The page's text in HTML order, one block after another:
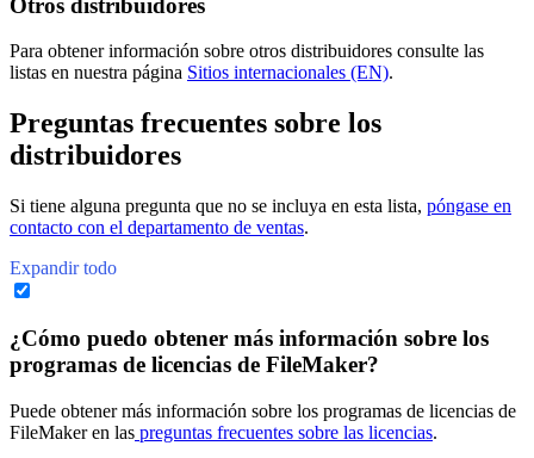
Para obtener información sobre otros distribuidores consulte las
listas en nuestra página Sitios internacionales (EN).
Preguntas frecuentes sobre los
distribuidores
Si tiene alguna pregunta que no se incluya en esta lista, póngase en
contacto con el departamento de ventas.
Expandir todo
¿Cómo puedo obtener más información sobre los
programas de licencias de FileMaker?
Puede obtener más información sobre los programas de licencias de
FileMaker en las preguntas frecuentes sobre las licencias.